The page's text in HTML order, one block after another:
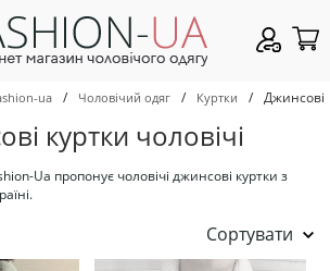
ua / Чоловічий одяг / Куртки / Джинсові
куртки чоловічі
Ua пропонує чоловічі джинсові куртки з
Сортувати